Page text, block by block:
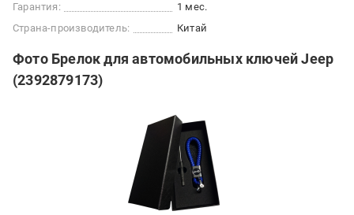
Гарантия:
1 мес.
Страна-производитель:
Китай
Фото Брелок для автомобильных ключей Jeep
(2392879173)